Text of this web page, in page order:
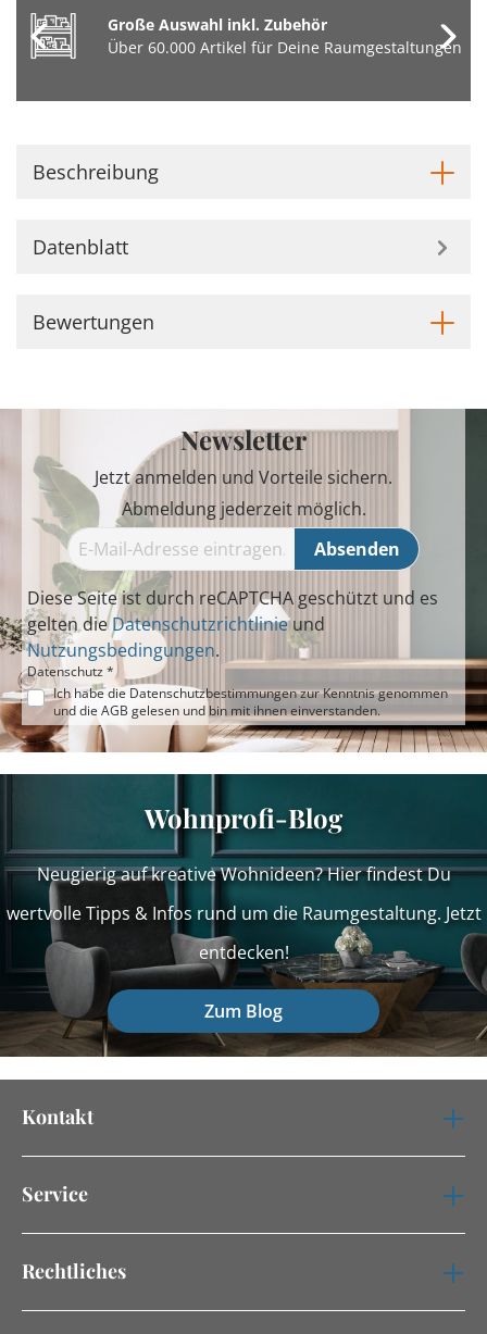
Große Auswahl inkl. Zubehör
Über 60.000 Artikel für Deine Raumgestaltungen
Beschreibung
Datenblatt
Bewertungen
Newsletter
Jetzt anmelden und Vorteile sichern.
Abmeldung jederzeit möglich.
Absenden
Diese Seite ist durch reCAPTCHA geschützt und es
gelten dieDatenschutzrichtlinieund
Nutzungsbedingungen.
Datenschutz *
Ich habe die Datenschutzbestimmungenzur Kenntnis genommen
und die AGB gelesen und bin mit ihnen einverstanden.
Wohnprofi-Blog
Neugierig auf kreative Wohnideen? Hier findest Du
wertvolle Tipps & Infos rund um die Raumgestaltung. Jetzt
entdecken!
Zum Blog
Kontakt
Service
Rechtliches